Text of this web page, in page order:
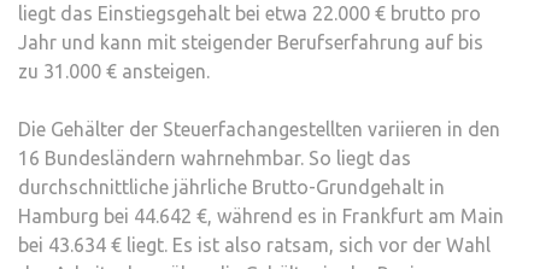
liegt das Einstiegsgehalt bei etwa 22.000 € brutto pro
Jahr und kann mit steigender Berufserfahrung auf bis
zu 31.000 € ansteigen.
Die Gehälter der Steuerfachangestellten variieren in den
16 Bundesländern wahrnehmbar. So liegt das
durchschnittliche jährliche Brutto-Grundgehalt in
Hamburg bei 44.642 €, während es in Frankfurt am Main
bei 43.634 € liegt. Es ist also ratsam, sich vor der Wahl